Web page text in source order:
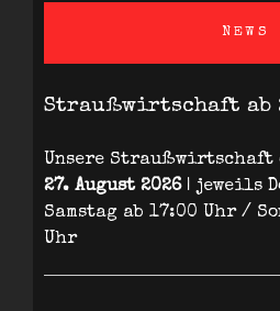
NEWS
Straußwirtschaft ab
Unsere Straußwirtschaft
27. August 2026| jeweils
Samstag ab 17:00 Uhr /
Uhr